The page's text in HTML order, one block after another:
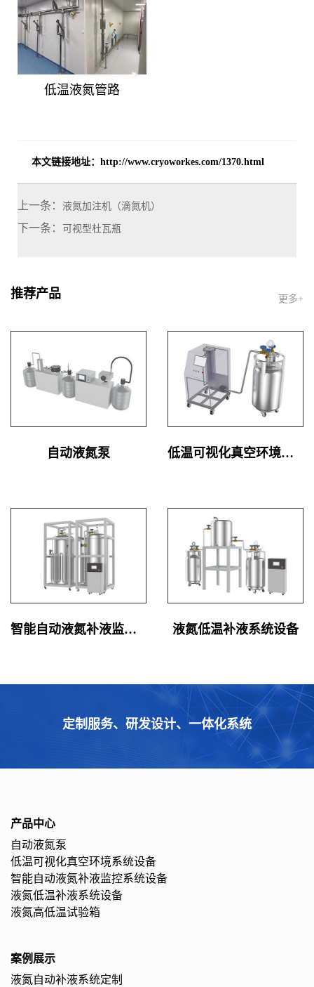
低温液氮管路
本文链接地址： http://www.cryoworkes.com/1370.html
上一条： 液氮加注机（滴氮机）
下一条： 可视型杜瓦瓶
推荐产品 更多+
自动液氮泵 低温可视化真空环境系统设备
智能自动液氮补液监控系统设备 液氮低温补液系统设备
定制服务、研发设计、一体化系统
产品中心
自动液氮泵
低温可视化真空环境系统设备
智能自动液氮补液监控系统设备
液氮低温补液系统设备
液氮高低温试验箱
案例展示
液氮自动补液系统定制